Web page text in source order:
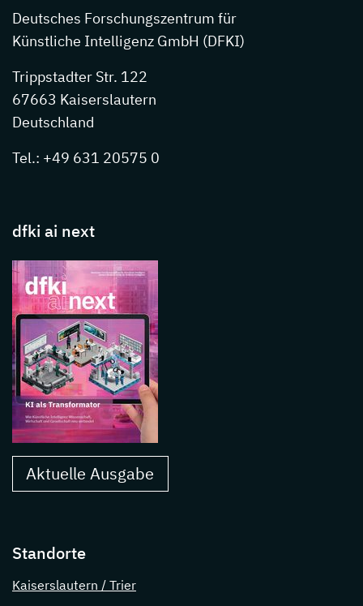
Deutsches Forschungszentrum für
Künstliche Intelligenz GmbH (DFKI)
Trippstadter Str. 122
67663 Kaiserslautern
Deutschland
Tel.: +49 631 20575 0
dfki ai next
Aktuelle Ausgabe
Standorte
Kaiserslautern / Trier